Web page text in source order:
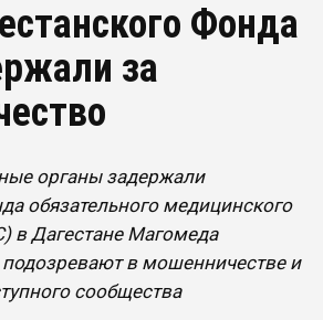
Фонда
за
органы задержали
обязательного медицинского
в Дагестане Магомеда
в мошенничестве и
сообщества